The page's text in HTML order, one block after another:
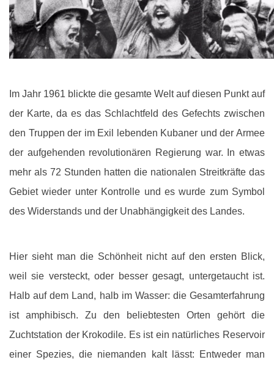
Im Jahr 1961 blickte die gesamte Welt auf diesen Punkt auf
der Karte, da es das Schlachtfeld des Gefechts zwischen
den Truppen der im Exil lebenden Kubaner und der Armee
der aufgehenden revolutionären Regierung war. In etwas
mehr als 72 Stunden hatten die nationalen Streitkräfte das
Gebiet wieder unter Kontrolle und es wurde zum Symbol
des Widerstands und der Unabhängigkeit des Landes.
Hier sieht man die Schönheit nicht auf den ersten Blick,
weil sie versteckt, oder besser gesagt, untergetaucht ist.
Halb auf dem Land, halb im Wasser: die Gesamterfahrung
ist amphibisch. Zu den beliebtesten Orten gehört die
Zuchtstation der Krokodile. Es ist ein natürliches Reservoir
einer Spezies, die niemanden kalt lässt: Entweder man